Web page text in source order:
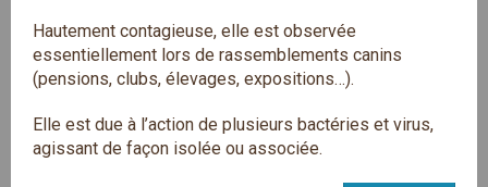
Hautement contagieuse, elle est observée
essentiellement lors de rassemblements canins
(pensions, clubs, élevages, expositions…).
Elle est due à l’action de plusieurs bactéries et virus,
agissant de façon isolée ou associée.